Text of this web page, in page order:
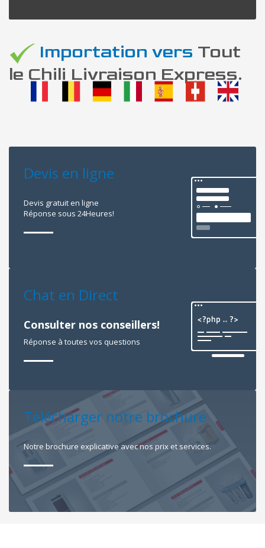
Importation vers Tout
le Chili Livraison Express.
Devis en ligne
Devis gratuit en ligne
Réponse sous 24Heures!
Chat en Direct
Consulter nos conseillers!
Réponse à toutes vos questions
Télécharger notre brochure
Notre brochure explicative avec nos prix et services.